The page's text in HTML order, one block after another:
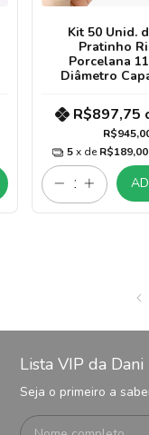
Kit 50 Unid.
Pratinho
Porcelana
Diâmetro
R$897,75
5 x de R$189,00
Lista VIP da Dani
Seja o primeiro a